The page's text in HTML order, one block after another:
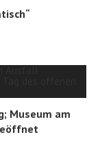
Museum am